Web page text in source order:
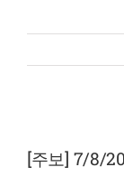
Larger
Image
[주보] 7/8/